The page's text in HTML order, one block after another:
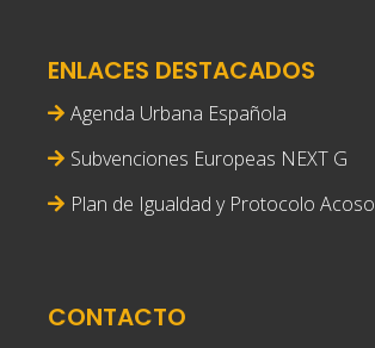
ENLACES DESTACADOS
Agenda Urbana Española
Subvenciones Europeas NEXT G
Plan de Igualdad y Protocolo Acoso
CONTACTO